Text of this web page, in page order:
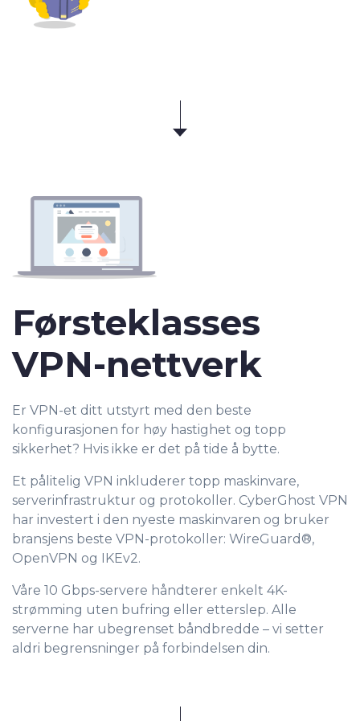
Førsteklasses
VPN-nettverk
Er VPN-et ditt utstyrt med den beste
konfigurasjonen for høy hastighet og topp
sikkerhet? Hvis ikke er det på tide å bytte.
Et pålitelig VPN inkluderer topp maskinvare,
serverinfrastruktur og protokoller. CyberGhost VPN
har investert i den nyeste maskinvaren og bruker
bransjens beste VPN-protokoller: WireGuard®,
OpenVPN og IKEv2.
Våre 10 Gbps-servere håndterer enkelt 4K-
strømming uten bufring eller etterslep. Alle
serverne har ubegrenset båndbredde – vi setter
aldri begrensninger på forbindelsen din.